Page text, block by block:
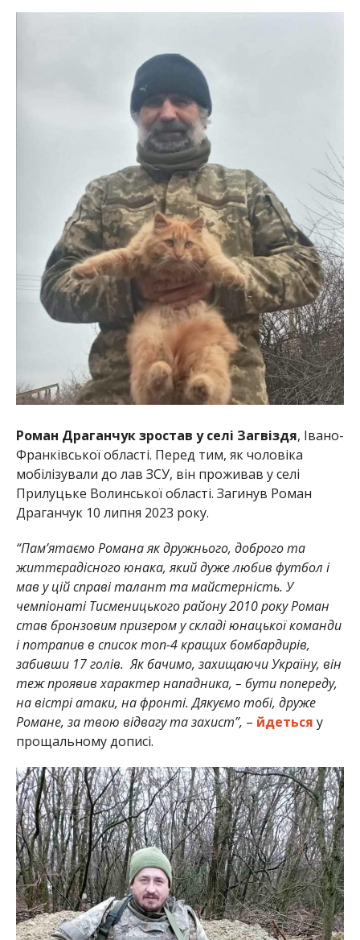
Роман Драганчук зростав у селі Загвіздя, Івано-
Франківської області. Перед тим, як чоловіка
мобілізували до лав ЗСУ, він проживав у селі
Прилуцьке Волинської області. Загинув Роман
Драганчук 10 липня 2023 року.
“Пам’ятаємо Романа як дружнього, доброго та
життєрадісного юнака, який дуже любив футбол і
мав у цій справі талант та майстерність. У
чемпіонаті Тисменицького району 2010 року Роман
став бронзовим призером у складі юнацької команди
і потрапив в список топ-4 кращих бомбардирів,
забивши 17 голів. Як бачимо, захищаючи Україну, він
теж проявив характер нападника, – бути попереду,
на вістрі атаки, на фронті. Дякуємо тобі, друже
Романе, за твою відвагу та захист”, – йдеться у
прощальному дописі.